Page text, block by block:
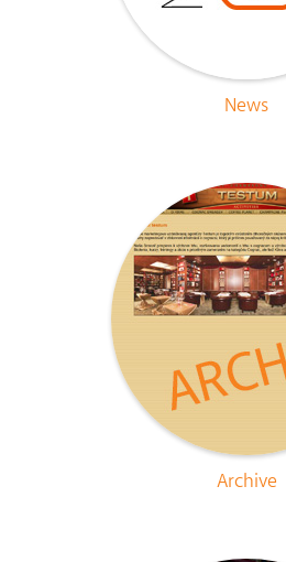
News
Archive